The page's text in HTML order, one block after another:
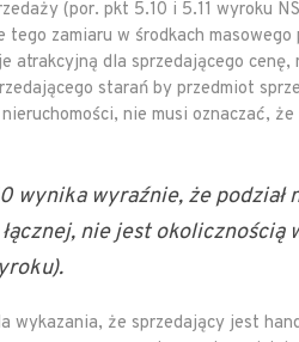
(por. pkt 5.10 i 5.11 wyroku
zamiaru w środkach
atrakcyjną dla sprzedającego
starań by przedmiot
nie musi oznaczać,
wynika wyraźnie, że podział
nie jest okolicznością
wykazania, że sprzedający jest